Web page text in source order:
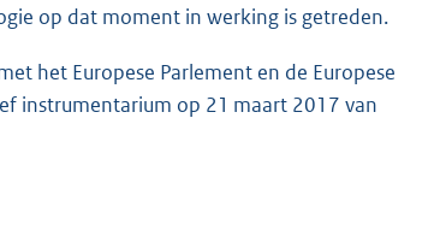
op dat moment in werking is getreden.
het Europese Parlement en de Europese
instrumentarium op 21 maart 2017 van